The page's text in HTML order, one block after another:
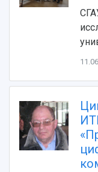
Сведения об
Официальные